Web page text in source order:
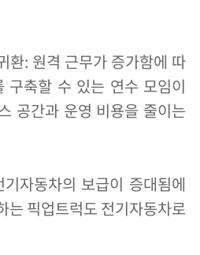
환: 원격 근무가 증가함에 따
구축할 수 있는 연수 모임이
공간과 운영 비용을 줄이는
자동차의 보급이 증대됨에
는 픽업트럭도 전기자동차로